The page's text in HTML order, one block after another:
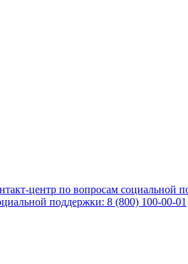
центр по вопросам социальной
поддержки: 8 (800) 100-00-01